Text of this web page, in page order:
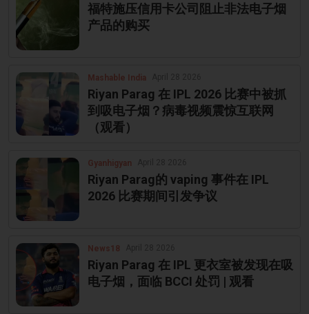
福特施压信用卡公司阻止非法电子烟
产品的购买
Mashable India
Riyan Parag 在 IPL 2026 比赛中被抓
到吸电子烟？病毒视频震惊互联网
（观看）
Gyanhigyan
Riyan Parag的 vaping 事件在 IPL
2026 比赛期间引发争议
News18
Riyan Parag 在 IPL 更衣室被发现在吸
电子烟，面临 BCCI 处罚 | 观看